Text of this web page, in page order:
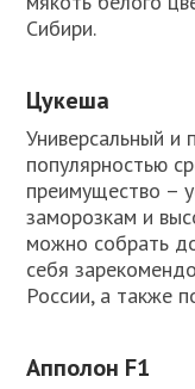
Сибири.
Цукеша
Универсальный и
популярностью
преимущество –
заморозкам и
можно собрать
себя
России, а также
Апполон F1